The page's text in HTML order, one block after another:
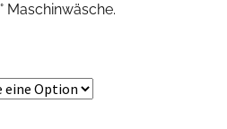
Maschinwäsche.